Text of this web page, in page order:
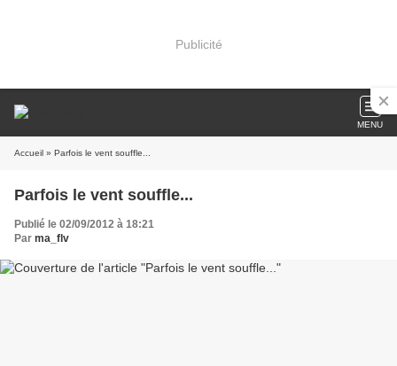
Publicité
MENU
Accueil » Parfois le vent souffle...
Parfois le vent souffle...
Publié le 02/09/2012 à 18:21
Par ma_flv